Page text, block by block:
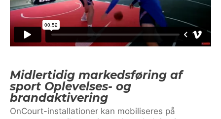
Midlertidig markedsføring af
sport Oplevelses- og
brandaktivering
OnCourt-installationer kan mobiliseres på